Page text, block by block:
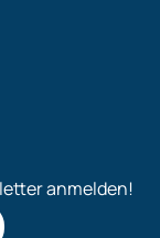
anmelden!